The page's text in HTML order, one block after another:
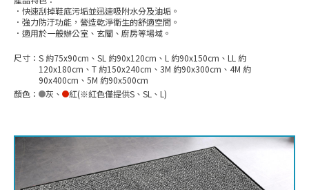
．快速刮掉鞋底污垢並迅速吸附水分及油垢。
．強力防汙功能，營造乾淨衛生的舒適空間。
．適用於一般辦公室、玄關、廚房等場域。
尺寸： S 約75x90cm、SL 約90x120cm、L 約90x150cm、LL 約
120x180cm、T 約150x240cm、3M 約90x300cm、4M 約
90x400cm、5M 約90x500cm
顏色：
灰 、 紅(※紅色僅提供S、SL、L)